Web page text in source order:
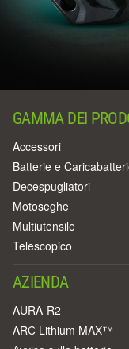
GAMMA DEI
Accessori
Batterie e
Decespugliatori
Motoseghe
Multiutensile
Telescopico
AZIENDA
AURA-R2
ARC Lithium MAX™